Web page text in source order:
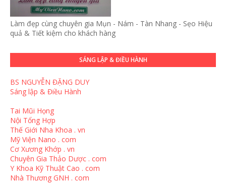
Làm đẹp cùng chuyên gia Mụn - Nám - Tàn Nhang - Sẹo Hiệu
quả & Tiết kiệm cho khách hàng
SÁNG LẬP & ĐIỀU HÀNH
BS NGUYỄN ĐẶNG DUY
Sáng lập & Điều Hành
Tai Mũi Họng
Nội Tổng Hợp
Thế Giới Nha Khoa . vn
Mỹ Viện Nano . com
Cơ Xương Khớp . vn
Chuyên Gia Thảo Dược . com
Y Khoa Kỹ Thuật Cao . com
Nhà Thương GNH . com